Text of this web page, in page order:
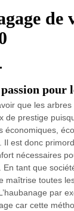
de
pour
que les
de prestige
économiques,
Il est donc
nécessaires
En tant que
maîtrise toutes
par
car cette